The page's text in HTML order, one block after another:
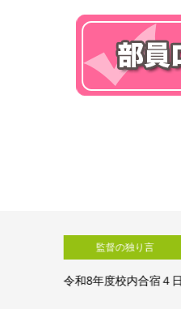
監督の独り言
令和8年度校内合宿４日目